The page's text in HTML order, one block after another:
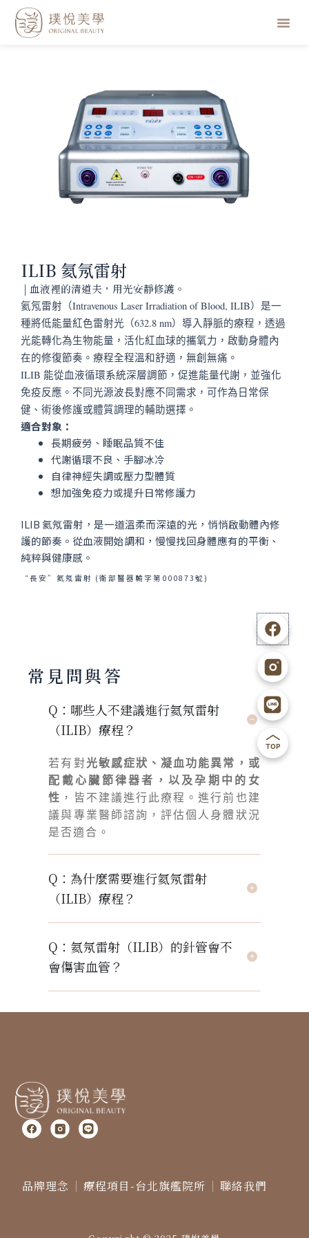
選
ILIB 氦氖雷射
| 血液裡的清道夫，用光安靜修護。
氦氖雷射（Intravenous Laser Irradiation of Blood, ILIB）是一
種將低能量紅色雷射光（632.8 nm）導入靜脈的療程，透過
光能轉化為生物能量，活化紅血球的攜氧力，啟動身體內
在的修復節奏。療程全程溫和舒適，無創無痛。
ILIB 能從血液循環系統深層調節，促進能量代謝，並強化
免疫反應。不同光源波長對應不同需求，可作為日常保
健、術後修護或體質調理的輔助選擇。
適合對象：
長期疲勞、睡眠品質不佳
代謝循環不良、手腳冰冷
自律神經失調或壓力型體質
想加強免疫力或提升日常修護力
ILIB 氦氖雷射，是一道溫柔而深遠的光，悄悄啟動體內修
護的節奏。從血液開始調和，慢慢找回身體應有的平衡、
純粹與健康感。
“長安”氦氖雷射 (衛部醫器輸字第000873號)
常見問與答
Q：哪些人不建議進行氦氖雷射
（ILIB）療程？
若有對光敏感症狀、凝血功能異常，或
配戴心臟節律器者，以及孕期中的女
性 ，皆不建議進行此療程。進行前也建
議與專業醫師諮詢，評估個人身體狀況
是否適合。
Q：為什麼需要進行氦氖雷射
（ILIB）療程？
Q：氦氖雷射（ILIB）的針管會不
會傷害血管？
F
b
I
g
L
i
e
品牌理念 療程項目-台北旗艦院所 聯絡我們
F
b
I
g
L
i
n
e
1
B
a
c
k
t